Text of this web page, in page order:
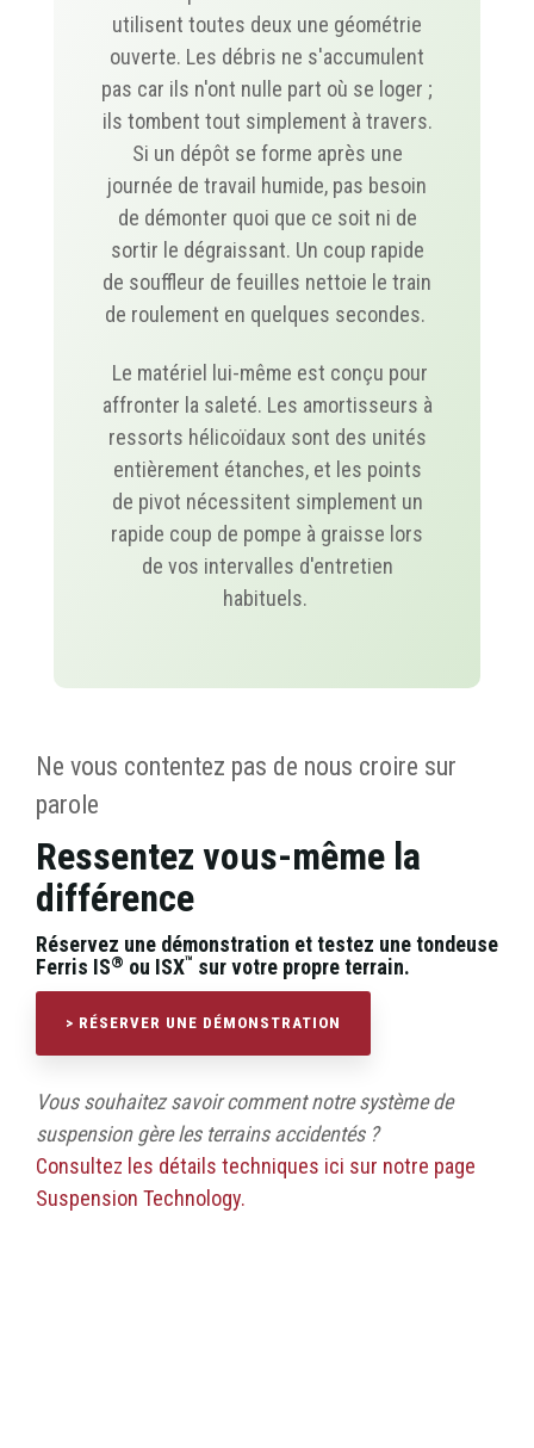
utilisent toutes deux une géométrie
ouverte. Les débris ne s'accumulent
pas car ils n'ont nulle part où se loger ;
ils tombent tout simplement à travers.
Si un dépôt se forme après une
journée de travail humide, pas besoin
de démonter quoi que ce soit ni de
sortir le dégraissant. Un coup rapide
de souffleur de feuilles nettoie le train
de roulement en quelques secondes.
Le matériel lui-même est conçu pour
affronter la saleté. Les amortisseurs à
ressorts hélicoïdaux sont des unités
entièrement étanches, et les points
de pivot nécessitent simplement un
rapide coup de pompe à graisse lors
de vos intervalles d'entretien
habituels.
Ne vous contentez pas de nous croire sur
parole
Ressentez vous-même la
différence
Réservez une démonstration et testez une tondeuse
Ferris IS® ou ISX™ sur votre propre terrain.
> RÉSERVER UNE DÉMONSTRATION
Vous souhaitez savoir comment notre système de
suspension gère les terrains accidentés ?
Consultez les détails techniques ici sur notre page
Suspension Technology.